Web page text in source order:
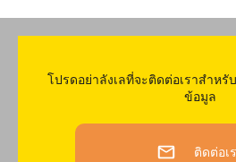
โปรดอย่าลังเลที่จะติดต่อเราสำห
ข้อมูล
ติดต่อเ